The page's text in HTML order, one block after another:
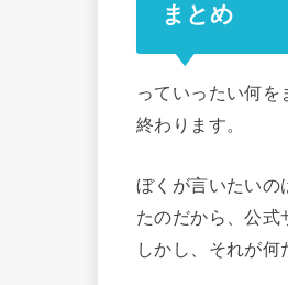
まとめ
っていったい何
終わります。
ぼくが言いたいの
たのだから、公式
しかし、それが何